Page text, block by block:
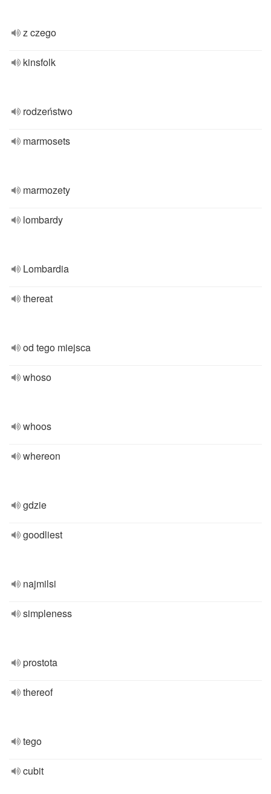
z czego
kinsfolk
rodzeństwo
marmosets
marmozety
lombardy
Lombardia
thereat
od tego miejsca
whoso
whoos
whereon
gdzie
goodliest
najmilsi
simpleness
prostota
thereof
tego
cubit